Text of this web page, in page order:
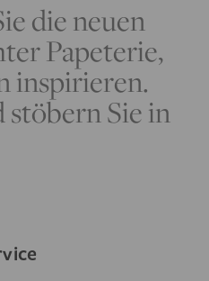
die neuen
Papeterie,
inspirieren.
stöbern Sie in